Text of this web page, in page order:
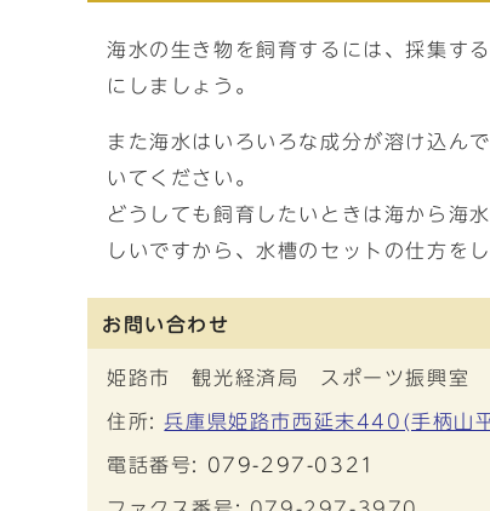
海水の生き物を飼育するには、採集す
にしましょう。
また海水はいろいろな成分が溶け込ん
いてください。
どうしても飼育したいときは海から海
しいですから、水槽のセットの仕方を
お問い合わせ
姫路市 観光経済局 スポーツ振興室
住所:兵庫県姫路市西延末440(手柄山
電話番号: 079-297-0321